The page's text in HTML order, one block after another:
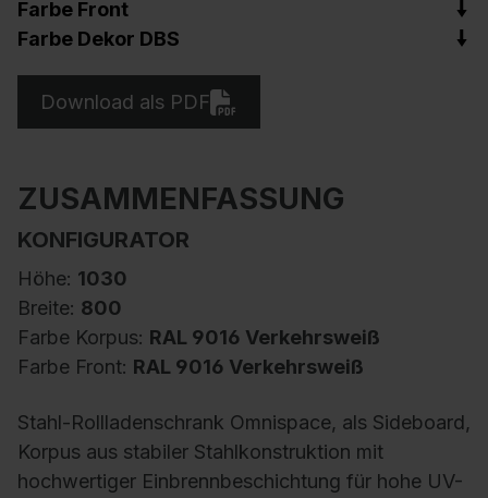
Farbe Front
Farbe Dekor DBS
Download als PDF
ZUSAMMENFASSUNG
KONFIGURATOR
Höhe: 1030
Breite: 800
Farbe Korpus: RAL 9016 Verkehrsweiß
Farbe Front: RAL 9016 Verkehrsweiß
Stahl-Rollladenschrank Omnispace, als Sideboard,
Korpus aus stabiler Stahlkonstruktion mit
hochwertiger Einbrennbeschichtung für hohe UV-